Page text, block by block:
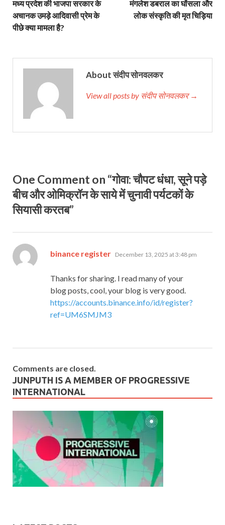
मध्य प्रदेश की भाजपा सरकार के
अचानक उमड़े आदिवासी प्रेम के
पीछे क्या मामला है?
मंगलेश डबराल का घोंसला और
लोक संस्कृति की मृत चिड़िया
About संदीप सोनवलकर
View all posts by संदीप सोनवलकर →
One Comment on “गोवा: चौपट धंधा, सूने पड़े
बीच और ओमिक्रॉन के साये में चुनावी पर्यटकों के
सियासी करतब”
binance register says:
December 13, 2025 at 3:48 pm
Thanks for sharing. I read many of your
blog posts, cool, your blog is very good.
https://accounts.binance.info/id/register?
ref=UM6SMJM3
Comments are closed.
JUNPUTH IS A MEMBER OF PROGRESSIVE
INTERNATIONAL